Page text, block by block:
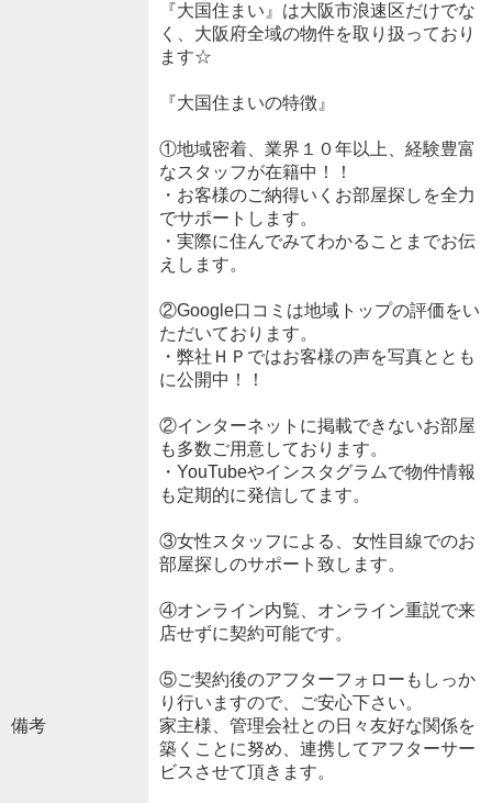
備考
『大国住まい』は大阪市浪速区だけでな
く、大阪府全域の物件を取り扱っており
ます☆
『大国住まいの特徴』
①地域密着、業界１０年以上、経験豊富
なスタッフが在籍中！！
・お客様のご納得いくお部屋探しを全力
でサポートします。
・実際に住んでみてわかることまでお伝
えします。
②Google口コミは地域トップの評価をい
ただいております。
・弊社ＨＰではお客様の声を写真ととも
に公開中！！
②インターネットに掲載できないお部屋
も多数ご用意しております。
・YouTubeやインスタグラムで物件情報
も定期的に発信してます。
③女性スタッフによる、女性目線でのお
部屋探しのサポート致します。
④オンライン内覧、オンライン重説で来
店せずに契約可能です。
⑤ご契約後のアフターフォローもしっか
り行いますので、ご安心下さい。
家主様、管理会社との日々友好な関係を
築くことに努め、連携してアフターサー
ビスさせて頂きます。